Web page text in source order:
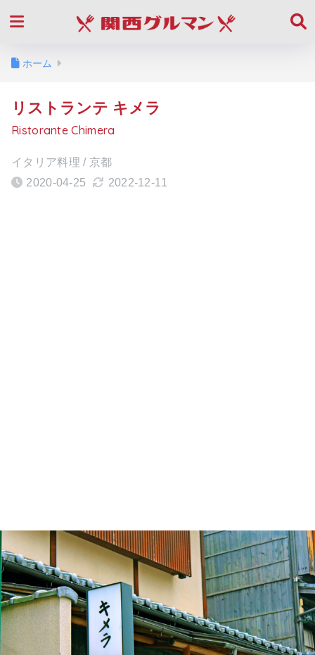
ホーム
リストランテ キメラ
Ristorante Chimera
イタリア料理 / 京都
2020-04-25
2022-12-11